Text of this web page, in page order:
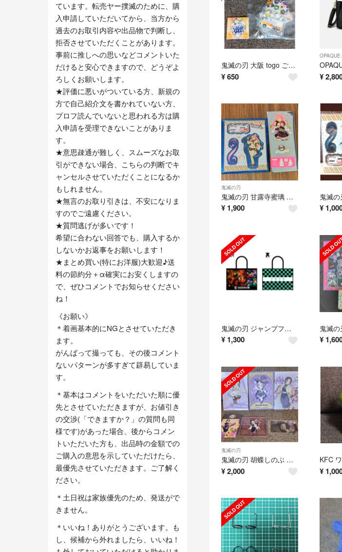
鬼滅の刃 大阪 togo ご当地アクスタ 玉壺 ニジゲンノモリ 缶バッジ付き
¥650 ¥
鬼滅の刃
鬼滅の刃 甘露寺蜜璃 バレンタイン アクスタ & クリアカードスタンド
¥ 1,900 ¥
鬼滅の刃 ジャンプフェスタ2025 ショッパー アニプレックス
¥ 1,300 ¥
鬼滅の刃
鬼滅の刃 胡蝶しのぶ USJアクリルコースター他9点セット
¥2,000 ¥
ています。転売ヤー撲滅のために、購
入申請していただいてから、当方から
過去のお取引内容や出品物で判断し、
拒否させていただくことがあります。
事前に推しへの思いなどコメントいた
だけると安心できますので、どうぞよ
ろしくお願いします。
★評価に悪いがついている方、新規の
方で自己紹介文を書かれていない方、
プロフ読んでいないと思われる方は購
入申請を受理できないことがありま
す。
★意思疎通が難しく、スムーズなお取
引ができない場合、こちらの判断でキ
ャンセルさせていただくことになるか
もしれません。
★無言のお取り引きは、不安になりま
すのでご遠慮ください。
★質問逃げが多いです！
希望に合わない回答でも、購入するか
しないかお返事をお願いします！
★まとめ買い(特にお洋服)大歓迎♪送
料の節約分＋α確実にお安くしますの
で、ぜひコメントでお知らせください
ね！
《お願い》
＊着画基本的にNGとさせていただき
ます。
がんばって撮っても、その後コメント
ないパターンが多すぎて辟易していま
す。
＊基本はコメントをいただいた順に優
先とさせていただきますが、お値引き
の交渉(「できますか？」の質問も同
様です)があった場合、後からコメン
トいただいた方も、出品時の金額での
ご購入の意思を示していただけたら、
最優先させていただきます。ご了解く
ださい。
＊土日祝は家族優先のため、発送がで
きません。
＊いいね！ありがとうございます。も
し、候補から外れましたら、いいね！